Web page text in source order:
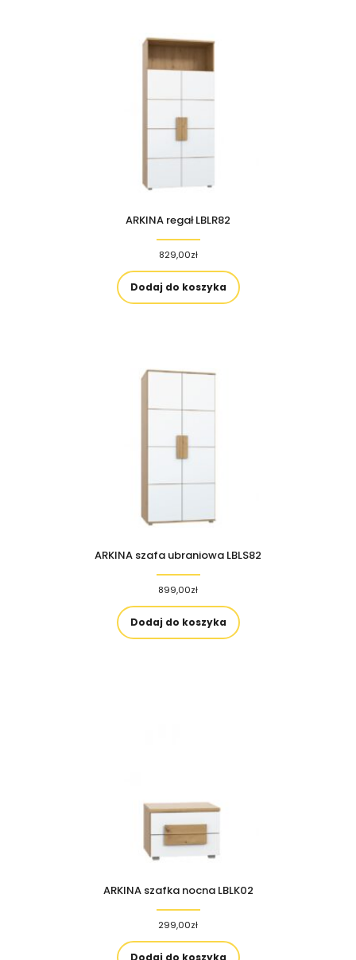
ARKINA regał LBLR82
829,00zł
Dodaj do koszyka
ARKINA szafa ubraniowa LBLS82
899,00zł
Dodaj do koszyka
ARKINA szafka nocna LBLK02
299,00zł